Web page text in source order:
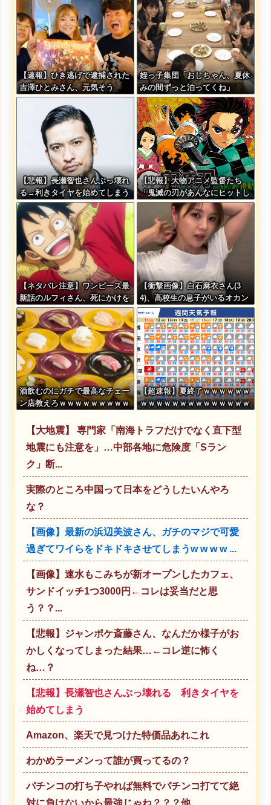
【速報】ひき逃げで逮捕された
吉澤ひとみさん、元気そう
姪っ子集団「おじちゃん、夏休
みの間ずっと泊ってくね」
【悲報】長瀬智也さんぶっ壊れ
る→利きタイヤを始めてしまう
ｗｗｗｗｗ
【悲報】大物アニメ監督たち
「鬼滅の刃があんなにヒットし
た理由が本当に分からない…」
【ネタバレ注意】ワンピース最
新話のルフィさん、死にかけを
助けてもらったジジイに悪態を
吐いてしまう・・・
【衝撃画像】白石麻衣さん(3
4)、高校生の息子がいるオカン
みたいになってしまう・・・
酒飲むのにガチで最高なチェー
ン店教えろｗｗｗｗｗｗｗｗｗ
【超速報】夏終了ｗｗｗｗｗｗ
ｗｗｗｗｗｗｗｗｗｗｗｗｗｗ
ｗｗｗｗｗｗ
【大地震】 専門家「南海トラフだけでなく直下型
地震にも注意を」…中部各地に危険度「Sラン
ク」断...
実際のところ中国って日本をどうしたいんやろ
な？
【画像】最新の浜辺美波さん、ガチのマジで可愛
過ぎてワイらをドキドキさせてしまうw w w w ...
【画像】速水もこみちが新オープンしたカフェ、
サンドイッチ1つ3000円←コレは妥当だと思
う？？...
【悲報】ジャンポケ斎藤さん、なんだか様子がお
かしくなってしまった結果…←コレ逆に怖く
ね…？
【悲報】長瀬智也さんぶっ壊れる 利きタイヤを
始めてしまう
Amazon、楽天で見つけた特価品あれこれ
わかめラーメンって誰が買ってるの？
パチンコの打ち子やれば無料でパチンコ打てて絶
対に負けないから最強じゃね？？？他